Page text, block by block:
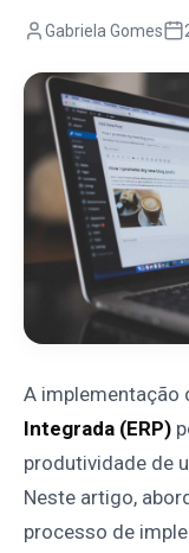
Gabriela Gomes
A implementação
Integrada (ERP)
produtividade de
Neste artigo,
processo de